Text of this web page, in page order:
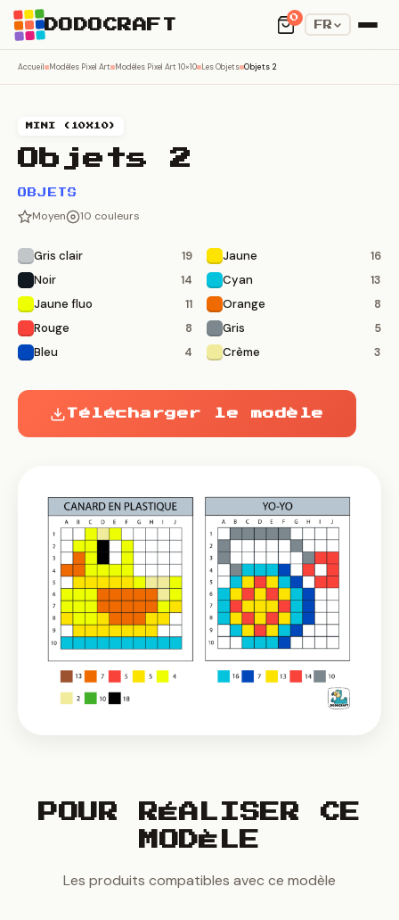
DODOCRAFT
0
FR
Accueil Modèles Pixel Art Modèles Pixel Art 10×10 Les Objets Objets 2
MINI (10X10)
Objets 2
OBJETS
Moyen 10 couleurs
Gris clair 19 Jaune 16
Noir 14 Cyan 13
Jaune fluo 11 Orange 8
Rouge 8 Gris 5
Bleu 4 Crème 3
Télécharger le modèle
POUR RÉALISER CE
MODÈLE
Les produits compatibles avec ce modèle